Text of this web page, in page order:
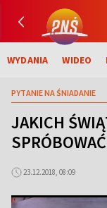
WYDANIA WIDEO
PYTANIE NA ŚNIADANIE
JAKICH
23.12.2018, 08:09